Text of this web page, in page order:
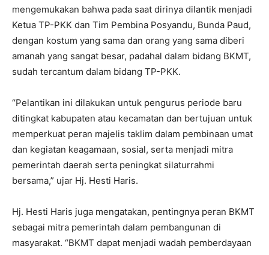
mengemukakan bahwa pada saat dirinya dilantik menjadi
Ketua TP-PKK dan Tim Pembina Posyandu, Bunda Paud,
dengan kostum yang sama dan orang yang sama diberi
amanah yang sangat besar, padahal dalam bidang BKMT,
sudah tercantum dalam bidang TP-PKK.
“Pelantikan ini dilakukan untuk pengurus periode baru
ditingkat kabupaten atau kecamatan dan bertujuan untuk
memperkuat peran majelis taklim dalam pembinaan umat
dan kegiatan keagamaan, sosial, serta menjadi mitra
pemerintah daerah serta peningkat silaturrahmi
bersama,” ujar Hj. Hesti Haris.
Hj. Hesti Haris juga mengatakan, pentingnya peran BKMT
sebagai mitra pemerintah dalam pembangunan di
masyarakat. “BKMT dapat menjadi wadah pemberdayaan